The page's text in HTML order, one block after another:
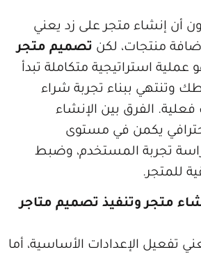
متجر على زد يعني
لكنتصميم متجر
متكاملة تبدأ
تجربة شراء
بين الإنشاء
في مستوى
المستخدم، وضبط
تصميم متاجر
الأساسية، أما